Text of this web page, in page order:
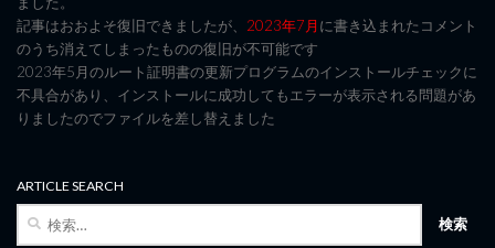
記事はおおよそ復旧できましたが、 2023年7月に書き込まれたコメント
のうち消えてしまったものの復旧が不可能です
2023年5月のルート証明書の更新プログラムのインストールチェックに
不具合があり、インストールに成功してもエラーが表示される問題があ
りましたのでファイルを差し替えました
ARTICLE SEARCH